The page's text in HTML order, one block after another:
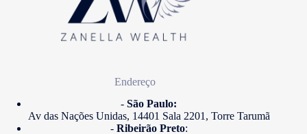
Endereço
- São Paulo:
Av das Nações Unidas, 14401 Sala 2201, Torre Tarumã
-Ribeirão Preto: